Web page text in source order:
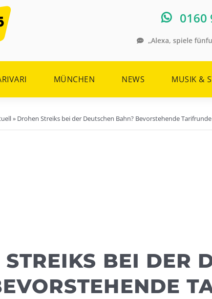
0160
„Alexa, spiele
MÜNCHEN NEWS MUSIK &
» Drohen Streiks bei der Deutschen Bahn? Bevorstehende
BEI DER